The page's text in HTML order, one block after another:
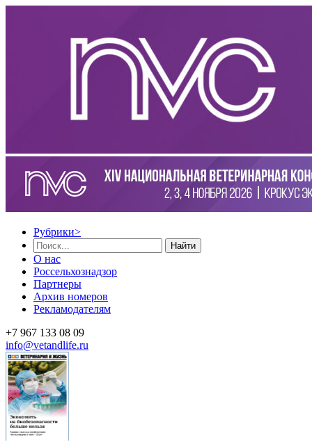
Рубрики>
Найти
О нас
Россельхознадзор
Партнеры
Архив номеров
Рекламодателям
+7 967 133 08 09
info@vetandlife.ru